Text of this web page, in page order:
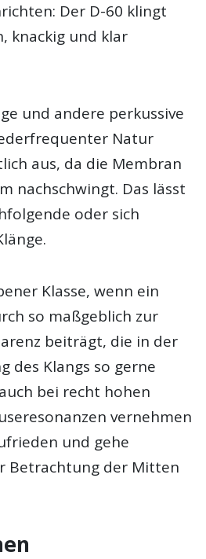
Der D-60 klingt
knackig und klar
und andere perkussive
Natur
aus, da die Membran
nachschwingt. Das lässt
oder sich
Klasse, wenn ein
so maßgeblich zur
beiträgt, die in der
des Klangs so gerne
bei recht hohen
vernehmen
und gehe
Betrachtung der Mitten